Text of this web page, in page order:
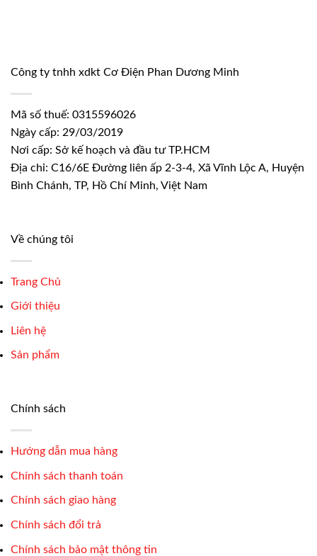
Công ty tnhh xdkt Cơ Điện Phan Dương Minh
Mã số thuế: 0315596026
Ngày cấp: 29/03/2019
Nơi cấp: Sở kế hoạch và đầu tư TP.HCM
Địa chỉ: C16/6E Đường liên ấp 2-3-4, Xã Vĩnh Lộc A, Huyện
Bình Chánh, TP, Hồ Chí Minh, Việt Nam
Về chúng tôi
Trang Chủ
Giới thiệu
Liên hệ
Sản phẩm
Chính sách
Hướng dẫn mua hàng
Chính sách thanh toán
Chính sách giao hàng
Chính sách đổi trả
Chính sách bảo mật thông tin